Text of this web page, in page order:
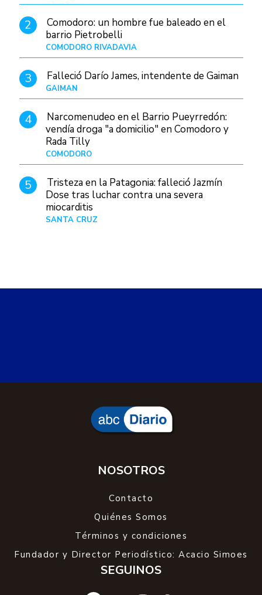
2
Comodoro: un hombre fue baleado en el
barrio Pietrobelli
COMODORO RIVADAVIA
3 Falleció Darío James, intendente de Gaiman
GAIMAN
4
Narcomenudeo en el Barrio Pueyrredón:
vendía droga "a domicilio" en Comodoro y
Rada Tilly
COMODORO
5
Tristeza en la Patagonia: falleció Jazmín
Dose tras luchar contra una severa
miocarditis
SANTA CRUZ
NOSOTROS
Contacto
Quiénes Somos
Términos y condiciones
Fundador y Director Periodístico: Acacio Simoes
SEGUINOS